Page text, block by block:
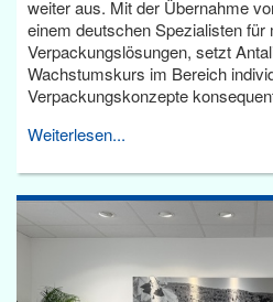
weiter aus. Mit der Übernahme
einem deutschen Spezialisten
Verpackungslösungen, setzt
Wachstumskurs im Bereich
Verpackungskonzepte
Weiterlesen...